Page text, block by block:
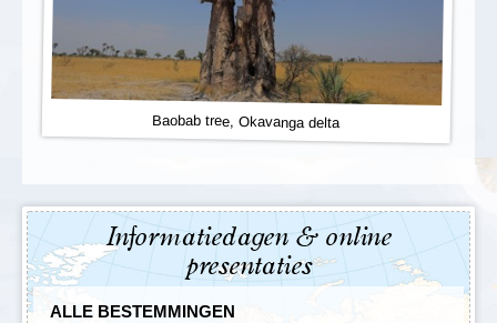
Baobab tree, Okavanga delta
Informatiedagen & online
presentaties
ALLE BESTEMMINGEN